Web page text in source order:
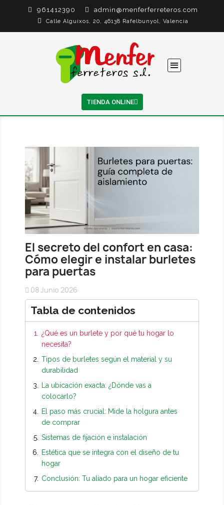
961412390 admin@menferferreteros.com
Calle Alguixos, 20, 46138 Rafelbunyol, Valencia
TIENDA ONLINE
El secreto del confort en casa:
Cómo elegir e instalar burletes
para puertas
08 Junio 2026
Tabla de contenidos
¿Qué es un burlete y por qué tu hogar lo
necesita?
Tipos de burletes según el material y su
durabilidad
La ubicación exacta: ¿Dónde vas a
colocarlo?
El paso más crucial: Mide la holgura antes
de comprar
Sistemas de fijación e instalación
Estética que se integra con el diseño de tu
hogar
Conclusión: Tu aliado para un hogar eficiente